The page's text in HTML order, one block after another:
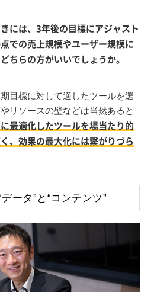
には、3年後の目標にアジャスト
での売上規模やユーザー規模に
ちらの方がいいでしょうか。
目標に対して適したツールを選
リソースの壁などは当然あると
最適化したツールを場当たり的
、効果の最大化には繋がりづら
ータ”と“コンテンツ”